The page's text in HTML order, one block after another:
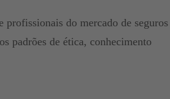
profissionais do mercado de seguros
padrões de ética, conhecimento